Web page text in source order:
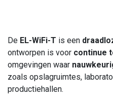
De EL-WiFi-T is een
ontworpen is voor continue
omgevingen waar
zoals opslagruimtes,
productiehallen.